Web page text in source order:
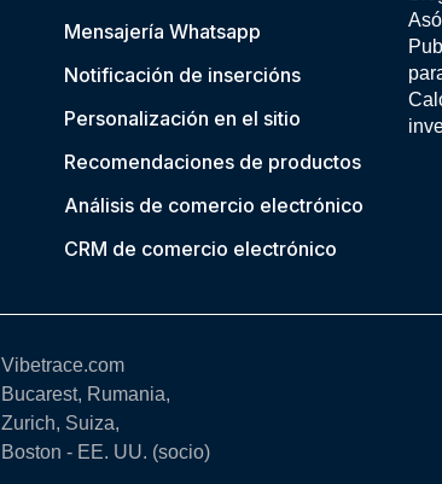
Mensajería Whatsapp
Notificación de insercións
Personalización en el sitio
Recomendaciones de productos
Análisis de comercio electrónico
CRM de comercio electrónico
Vibetrace.com
Bucarest, Rumania,
Zurich, Suiza,
Boston - EE. UU. (socio)